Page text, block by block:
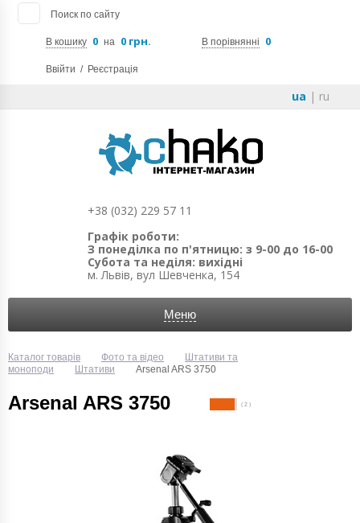
Поиск по сайту
В кошику 0 на 0 грн. В порівнянні 0
Ввійти / Реєстрація
ua | ru
+38 (032) 229 57 11
Графік роботи:
З понеділка по п'ятницю: з 9-00 до 16-00
Субота та неділя: вихідні
м. Львів, вул Шевченка, 154
Меню
Каталог товарів Фото та відео
Штативи та
моноподи
Штативи Arsenal ARS 3750
Arsenal ARS 3750 ( 2 )